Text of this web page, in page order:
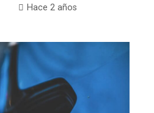
Hace 2 años